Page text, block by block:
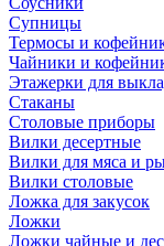
Супницы
Термосы и
Чайники и
Этажерки для
Стаканы
Столовые приборы
Вилки десертные
Вилки для мяса и
Вилки столовые
Ложка для закусок
Ложки
Ложки чайные и